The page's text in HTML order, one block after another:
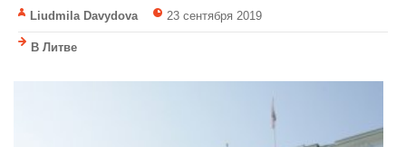
Liudmila Davydova 23 сентября 2019
В Литве